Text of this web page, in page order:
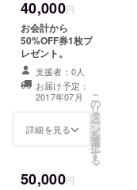
40,000円
お会計から
50%OFF券1枚プ
レゼント。
支援者：0人
お届け予定：
2017年07月
詳細を見る
こ
の
リ
タ
ー
ン
を
選
択
す
る
50,000円